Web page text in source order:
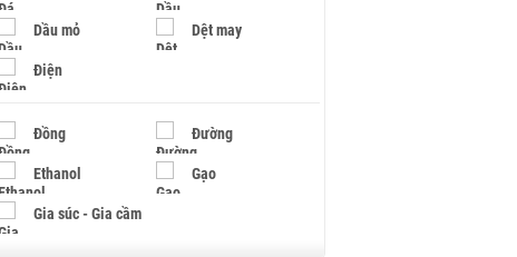
Dầu mỏ Dệt may
Điện
Đồng Đường
Ethanol Gạo
Gia súc - Gia cầm